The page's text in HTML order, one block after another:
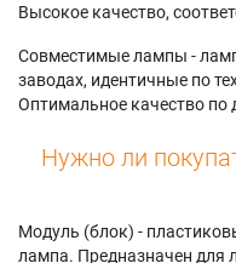
Высокое качество,
Совместимые лампы -
заводах, идентичные по
Оптимальное качество по
Нужно ли
Модуль (блок) -
лампа. Предназначен для